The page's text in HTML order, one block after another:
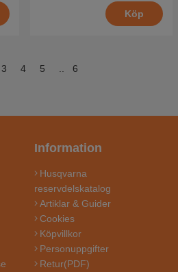
Köp
3 4 5 6
Information
Husqvarna
reservdelskatalog
Artiklar & Guider
Cookies
Köpvillkor
Personuppgifter
Retur(PDF)